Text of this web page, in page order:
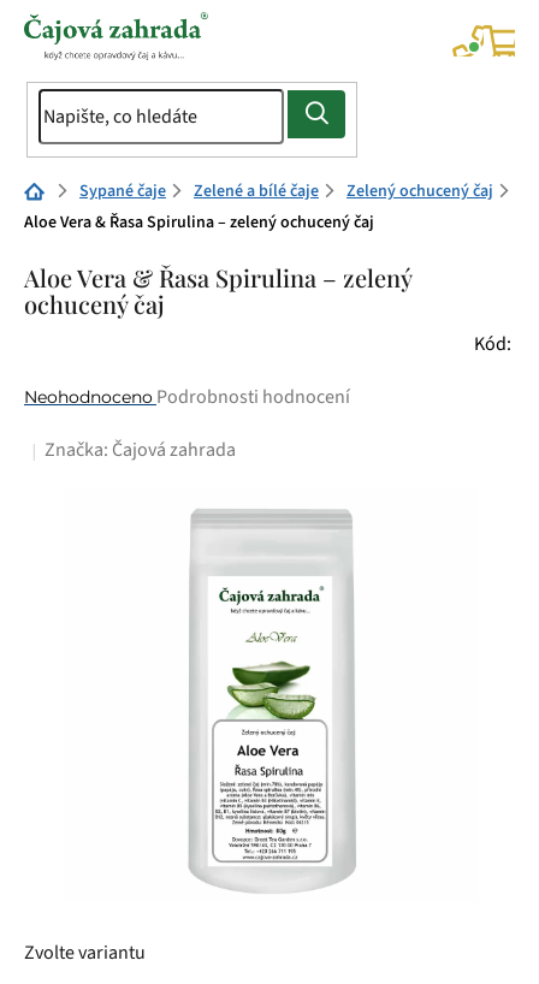
Přejít
Domů Sypané čaje Zelené a bílé čaje
Zelený ochucený čaj
Aloe Vera & Řasa Spirulina – zelený ochucený čaj
Aloe Vera & Řasa Spirulina – zelený
ochucený čaj
Kód:
Průměrné
produktu
Neohodnoceno Podrobnosti hodnocení
Značka: Čajová zahrada
Zvolte variantu